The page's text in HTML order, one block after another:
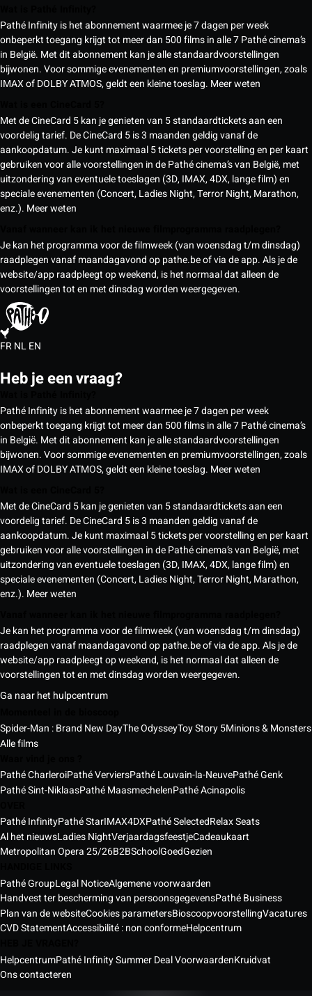
Pathé Infinity is het abonnement waarmee je 7 dagen per week
onbeperkt toegang krijgt tot meer dan 500 films in alle 7 Pathé cinema’s
in België. Met dit abonnement kan je alle standaardvoorstellingen
bijwonen. Voor sommige evenementen en premiumvoorstellingen, zoals
IMAX of DOLBY ATMOS, geldt een kleine toeslag. Meer weten
Met de CineCard 5 kan je genieten van 5 standaardtickets aan een
voordelig tarief. De CineCard 5 is 3 maanden geldig vanaf de
aankoopdatum. Je kunt maximaal 5 tickets per voorstelling en per kaart
gebruiken voor alle voorstellingen in de Pathé cinema’s van België, met
uitzondering van eventuele toeslagen (3D, IMAX, 4DX, lange film) en
speciale evenementen (Concert, Ladies Night, Terror Night, Marathon,
enz.). Meer weten
Je kan het programma voor de filmweek (van woensdag t/m dinsdag)
raadplegen vanaf maandagavond op pathe.be of via de app. Als je de
website/app raadpleegt op weekend, is het normaal dat alleen de
voorstellingen tot en met dinsdag worden weergegeven.
FRNLEN
Heb je een vraag?
Pathé Infinity is het abonnement waarmee je 7 dagen per week
onbeperkt toegang krijgt tot meer dan 500 films in alle 7 Pathé cinema’s
in België. Met dit abonnement kan je alle standaardvoorstellingen
bijwonen. Voor sommige evenementen en premiumvoorstellingen, zoals
IMAX of DOLBY ATMOS, geldt een kleine toeslag. Meer weten
Met de CineCard 5 kan je genieten van 5 standaardtickets aan een
voordelig tarief. De CineCard 5 is 3 maanden geldig vanaf de
aankoopdatum. Je kunt maximaal 5 tickets per voorstelling en per kaart
gebruiken voor alle voorstellingen in de Pathé cinema’s van België, met
uitzondering van eventuele toeslagen (3D, IMAX, 4DX, lange film) en
speciale evenementen (Concert, Ladies Night, Terror Night, Marathon,
enz.). Meer weten
Je kan het programma voor de filmweek (van woensdag t/m dinsdag)
raadplegen vanaf maandagavond op pathe.be of via de app. Als je de
website/app raadpleegt op weekend, is het normaal dat alleen de
voorstellingen tot en met dinsdag worden weergegeven.
Ga naar het hulpcentrum
Spider-Man : Brand New DayThe OdysseyToy Story 5Minions & Monsters
Alle films
Pathé CharleroiPathé VerviersPathé Louvain-la-NeuvePathé Genk
Pathé Sint-NiklaasPathé MaasmechelenPathé Acinapolis
Pathé InfinityPathé StarIMAX4DXPathé SelectedRelax Seats
Al het nieuwsLadies NightVerjaardagsfeestjeCadeaukaart
Metropolitan Opera 25/26B2BSchoolGoedGezien
Pathé GroupLegal NoticeAlgemene voorwaarden
Handvest ter bescherming van persoonsgegevensPathé Business
Plan van de websiteCookies parametersBioscoopvoorstellingVacatures
CVD StatementAccessibilité : non conformeHelpcentrum
HelpcentrumPathé Infinity Summer Deal VoorwaardenKruidvat
Ons contacteren